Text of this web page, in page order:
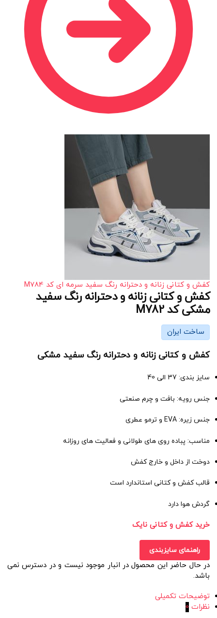
کفش و کتانی زنانه و دحترانه رنگ سفید سرمه ای کد M784
کفش و کتانی زنانه و دحترانه رنگ سفید
مشکی کد M782
ساخت ایران
کفش و کتانی زنانه و دحترانه رنگ سفید مشکی
سایز بندی: 37 الی 40
جنس رویه: بافت و چرم صنعتی
جنس زیره: EVA و ترمو عطری
مناسب: پباده روی های طولانی و فعالیت های روزانه
دوخت از داخل و خارج کفش
قالب کفش و کتانی استاندارد است
گردش هوا دارد
خرید کفش و کتانی نایک
راهنمای سایزبندی
در حال حاضر این محصول در انبار موجود نیست و در دسترس نمی
باشد.
توضیحات تکمیلی
نظرات 0